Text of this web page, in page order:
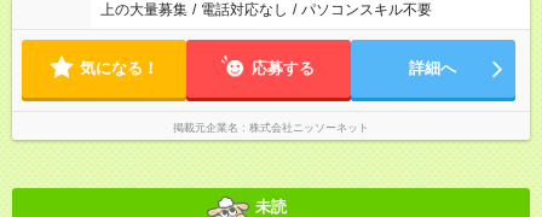
上の大量募集 / 電話対応なし / パソコンスキル不要
気になる！ 応募する 詳細へ
掲載元企業名 株式会社ニッソーネット
未読